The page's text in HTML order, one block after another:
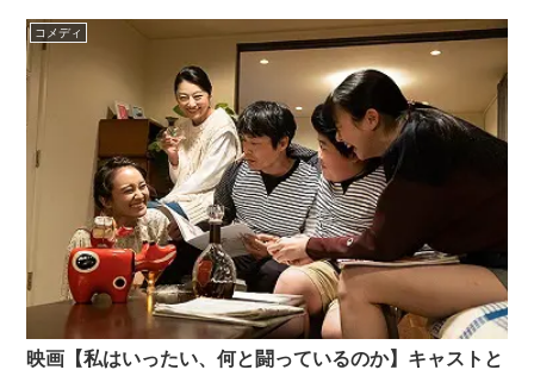
コメディ
映画【私はいったい、何と闘っているのか】キャストと